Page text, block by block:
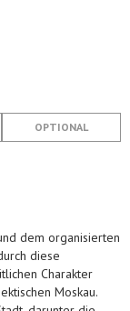
OPTIONAL
dem organisierten
diese
Charakter
Moskau.